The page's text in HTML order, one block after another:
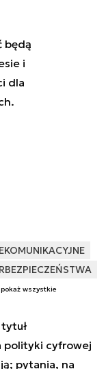
będą
i
dla
pokaż wszystkie
polityki cyfrowej
pytania, na